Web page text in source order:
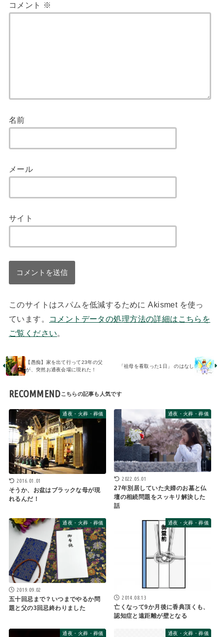
コメント ※
名前
メール
サイト
このサイトはスパムを低減するために Akismet を使っ
ています。
コメントデータの処理方法の詳細はこちらを
ご覧ください。
【愚痴】家を出て行って23年の父
が、突然お通夜会場に現れた！
「祖母を看取った1日」 のはなし
RECOMMEND
通夜・火葬・葬儀
2016.01.01
そうか、お盆はブラックな母が現
れるんだ！
通夜・火葬・葬儀
2022.05.01
27年別居していた夫婦のお墓と仏
壇の相続問題をスッキリ解決した
話
通夜・火葬・葬儀
2019.09.02
五十回忌まで？いつまでやるか問
題と父の3回忌終わりました
通夜・火葬・葬儀
2014.08.13
亡くなって9か月後に香典頂くも、
認知症と遠距離が壁となる
通夜・火葬・葬儀 通夜・火葬・葬儀